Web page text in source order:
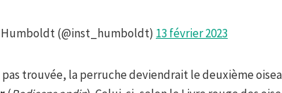
(@inst_humboldt) 13 février 2023
pas trouvée, la perruche deviendrait le deuxième